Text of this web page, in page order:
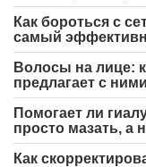
Как бороться с
самый
Волосы на лице:
предлагает с
Помогает ли
просто мазать, а
Как